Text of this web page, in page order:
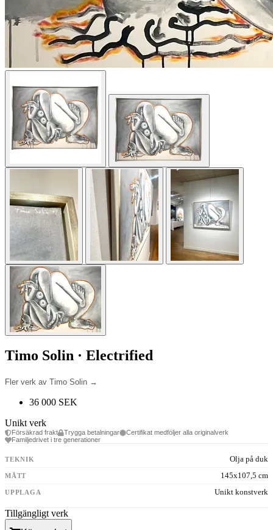
Timo Solin · Electrified
Fler verk av Timo Solin →
36 000 SEK
Unikt verk
Försäkrad frakt Trygga betalningar
Certifikat medföljer alla originalverk
Familjedrivet i tre generationer
TEKNIK Olja på duk
MÅTT 145x107,5 cm
UPPLAGA Unikt konstverk
Tillgängligt verk